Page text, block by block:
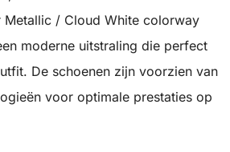
Metallic / Cloud White colorway
moderne uitstraling die perfect
De schoenen zijn voorzien van
voor optimale prestaties op